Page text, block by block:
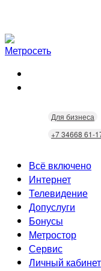
Для бизнеса
+7 34668 61-
Всё включено
Интернет
Скорость
Wi-Fi
Технологии
Телевидение
Кабельное
Допуслуги
Городские
Домофония
Бонусы
Статусы
Бонусы
Скидки
Метростор
Сервис
Личный кабинет